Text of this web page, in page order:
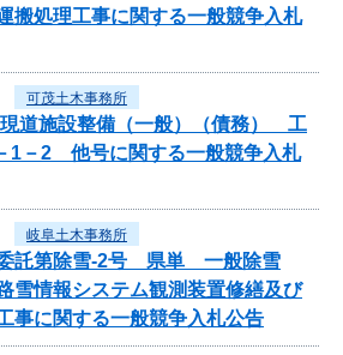
搬処理工事に関する一般競争入札
可茂土木事務所
現道施設整備（一般）（債務） 工
1－2 他号に関する一般競争入札
岐阜土木事務所
委託第除雪-2号 県単 一般除雪
雪情報システム観測装置修繕及び
事に関する一般競争入札公告